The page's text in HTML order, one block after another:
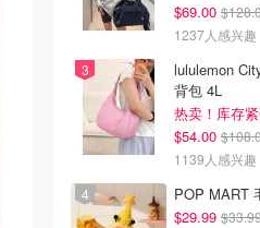
$69.00
1237人感兴趣
lululemon
背包 4L
热卖！库存
$54.00
1139人感兴趣
POP MART
$29.99